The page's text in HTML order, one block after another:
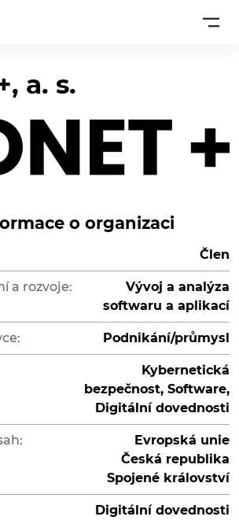
a. s.
o organizaci
Člen
a rozvoje:
Vývoj a analýza
softwaru a aplikací
Podnikání/průmysl
Kybernetická
bezpečnost, Software,
Digitální dovednosti
Evropská unie
Česká republika
Spojené království
Digitální dovednosti